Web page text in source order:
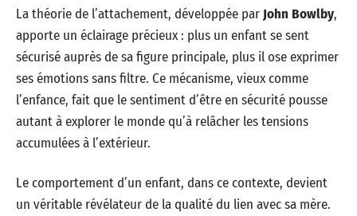
La théorie de l’attachement, développée par John Bowlby,
apporte un éclairage précieux : plus un enfant se sent
sécurisé auprès de sa figure principale, plus il ose exprimer
ses émotions sans filtre. Ce mécanisme, vieux comme
l’enfance, fait que le sentiment d’être en sécurité pousse
autant à explorer le monde qu’à relâcher les tensions
accumulées à l’extérieur.
Le comportement d’un enfant, dans ce contexte, devient
un véritable révélateur de la qualité du lien avec sa mère.